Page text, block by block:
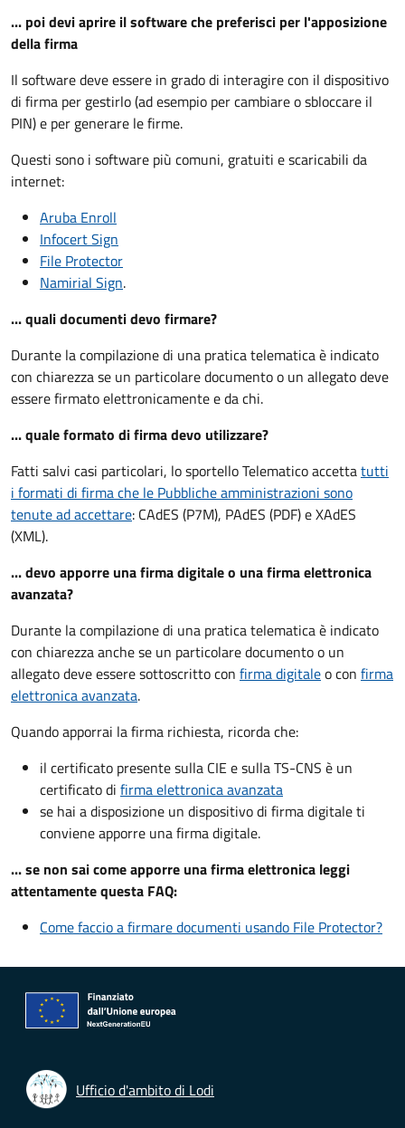
... poi devi aprire il software che preferisci per l'apposizione
della firma
Il software deve essere in grado di interagire con il dispositivo
di firma per gestirlo (ad esempio per cambiare o sbloccare il
PIN) e per generare le firme.
Questi sono i software più comuni, gratuiti e scaricabili da
internet:
Aruba Enroll
Infocert Sign
File Protector
Namirial Sign.
... quali documenti devo firmare?
Durante la compilazione di una pratica telematica è indicato
con chiarezza se un particolare documento o un allegato deve
essere firmato elettronicamente e da chi.
... quale formato di firma devo utilizzare?
Fatti salvi casi particolari, lo sportello Telematico accettatutti
i formati di firma che le Pubbliche amministrazioni sono
tenute ad accettare: CAdES (P7M), PAdES (PDF) e XAdES
(XML).
... devo apporre una firma digitale o una firma elettronica
avanzata?
Durante la compilazione di una pratica telematica è indicato
con chiarezza anche se un particolare documento o un
allegato deve essere sottoscritto con firma digitaleo con firma
elettronica avanzata.
Quando apporrai la firma richiesta, ricorda che:
il certificato presente sulla CIE e sulla TS-CNS è un
certificato di firma elettronica avanzata
se hai a disposizione un dispositivo di firma digitale ti
conviene apporre una firma digitale.
... se non sai come apporre una firma elettronica leggi
attentamente questa FAQ:
Come faccio a firmare documenti usando File Protector?
Ufficio d'ambito di Lodi